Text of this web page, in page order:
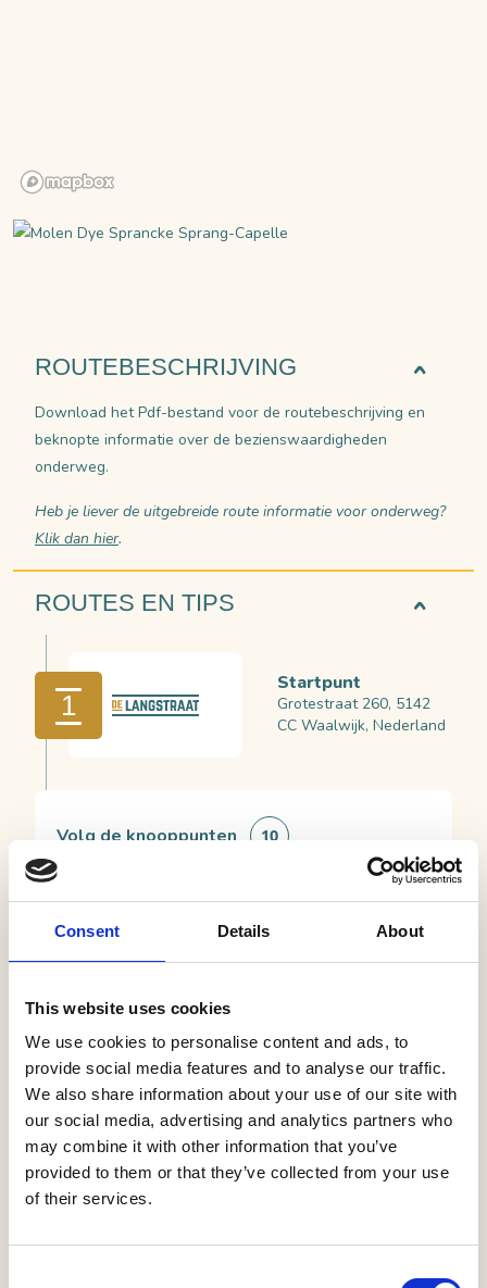
Consent Details About
This website uses cookies
We use cookies to personalise content and ads, to
provide social media features and to analyse our traffic.
We also share information about your use of our site with
our social media, advertising and analytics partners who
may combine it with other information that you’ve
provided to them or that they’ve collected from your use
of their services.
ROUTEBESCHRIJVING
Download het Pdf-bestand voor de routebeschrijving en
beknopte informatie over de bezienswaardigheden
onderweg.
Heb je liever de uitgebreide route informatie voor onderweg?
Klik dan hier.
ROUTES EN TIPS
1
Startpunt
Grotestraat 260, 5142
CC Waalwijk, Nederland
Volg de knooppunten 10
Schoenenkwartier:
schoenenlab en
3
Grand Café
Wijckers
Markt 2
5141 GP Waalwijk
PartyVlaai Waalwijk